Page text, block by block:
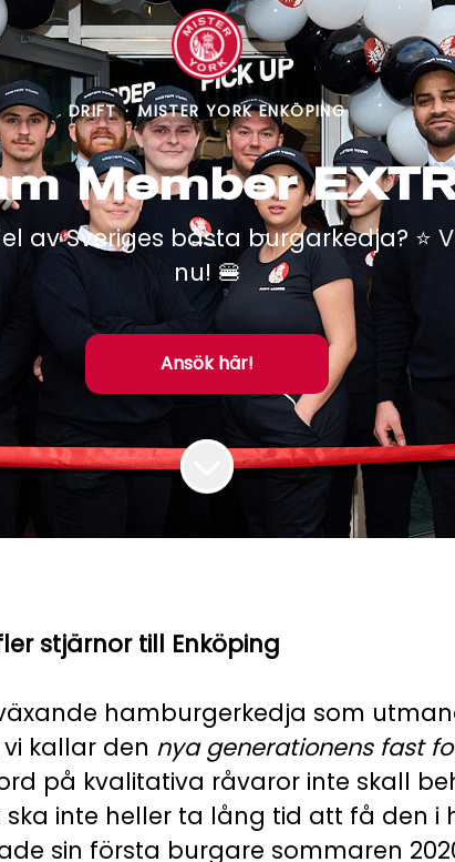
DRIFT · MISTER YORK ENKÖPING
Member
av Sveriges bästa burgarkedja? ⭐️
nu! 🍔
Ansök här!
stjärnor till Enköping
hamburgerkedja som
kallar den nya generationens fast
på kvalitativa råvaror inte skall
inte heller ta lång tid att få den i
sin första burgare sommaren